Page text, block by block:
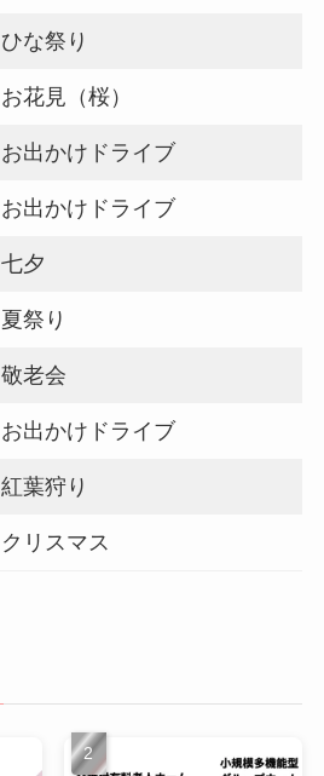
ひな祭り
お花見（桜）
お出かけドライブ
お出かけドライブ
七夕
夏祭り
敬老会
お出かけドライブ
紅葉狩り
クリスマス